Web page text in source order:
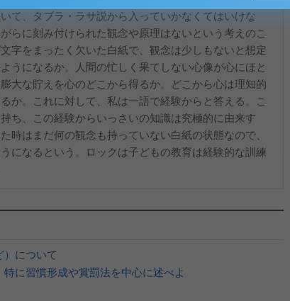
て、タブラ・ラサ説から入っていかなくてはいけな
らに刻み付けられた観念や原理はないという考えのこ
字をまったく欠いた白紙で、観念は少しもないと想定
うになるか。人間の忙しく果てしない心像が心にほと
大な貯えを心のどこから得るか。どこから心は理知的
か。これに対して、私は一語で経験からと答える。こ
ち、この経験からいっさいの知識は究極的に由来す
時はまだ何の観念も持っていない白紙の状態なので、
になるという。ロックは子どもの教育は経験的な訓練
）について
に習慣形成や賞罰法を中心に述べよ